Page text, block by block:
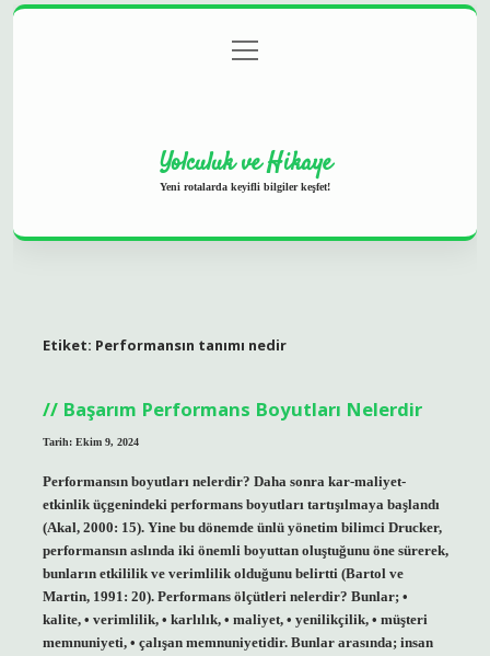
Gizlilik Politikası
menüyü
aç
Yolculuk ve Hikaye
Yeni rotalarda keyifli bilgiler keşfet!
Etiket: Performansın tanımı nedir
Başarım Performans Boyutları Nelerdir
Tarih: Ekim 9, 2024
Performansın boyutları nelerdir? Daha sonra kar-maliyet-
etkinlik üçgenindeki performans boyutları tartışılmaya başlandı
(Akal, 2000: 15). Yine bu dönemde ünlü yönetim bilimci Drucker,
performansın aslında iki önemli boyuttan oluştuğunu öne sürerek,
bunların etkililik ve verimlilik olduğunu belirtti (Bartol ve
Martin, 1991: 20). Performans ölçütleri nelerdir? Bunlar; •
kalite, • verimlilik, • karlılık, • maliyet, • yenilikçilik, • müşteri
memnuniyeti, • çalışan memnuniyetidir. Bunlar arasında; insan